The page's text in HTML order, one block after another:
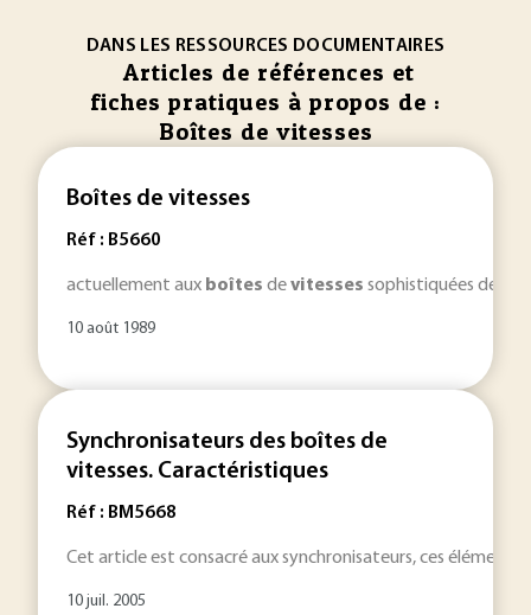
DANS LES RESSOURCES DOCUMENTAIRES
Articles de références et
fiches pratiques à propos de :
Boîtes de vitesses
Boîtes de vitesses
Réf : B5660
actuellement aux boîtes devitesses sophistiquées des
10 août 1989
Synchronisateurs des boîtes de
vitesses. Caractéristiques
Réf : BM5668
Cet article est consacré aux synchronisateurs, ces éléments
10 juil. 2005